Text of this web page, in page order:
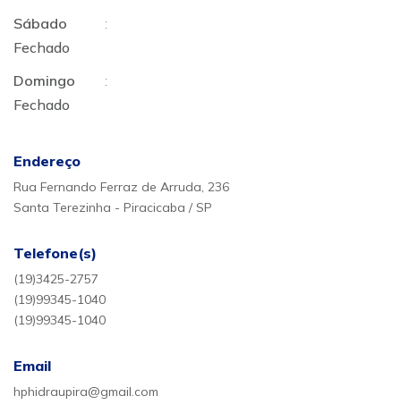
Sábado
:
Fechado
Domingo
:
Fechado
Endereço
Rua Fernando Ferraz de Arruda, 236
Santa Terezinha - Piracicaba / SP
Telefone(s)
(19)3425-2757
(19)99345-1040
(19)99345-1040
Email
hphidraupira@gmail.com